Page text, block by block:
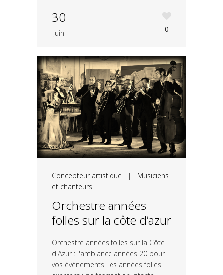
30
juin 0
Concepteur artistique | Musiciens
et chanteurs
Orchestre années
folles sur la côte d’azur
Orchestre années folles sur la Côte
d'Azur : l'ambiance années 20 pour
vos événements Les années folles